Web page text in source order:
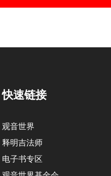
快速链接
观音世界
释明吉法师
电子书专区